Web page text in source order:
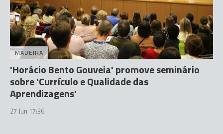
MADEIRA
'Horácio Bento Gouveia' promove seminário
sobre 'Currículo e Qualidade das
Aprendizagens'
27 Jun 17:36